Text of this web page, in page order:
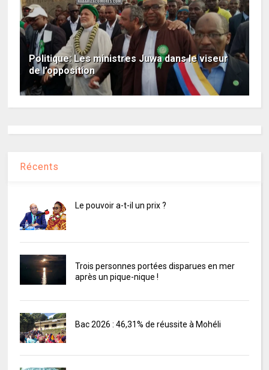
Politique: Les ministres Juwa dans le viseur
de l’opposition
Récents
Le pouvoir a-t-il un prix ?
Trois personnes portées disparues en mer
après un pique-nique !
Bac 2026 : 46,31% de réussite à Mohéli